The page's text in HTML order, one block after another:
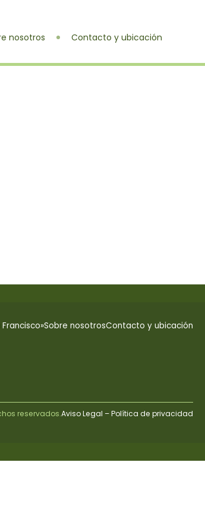
nosotros Contacto y ubicación
Sobre nosotrosContacto y ubicación
reservados.Aviso Legal – Política de privacidad